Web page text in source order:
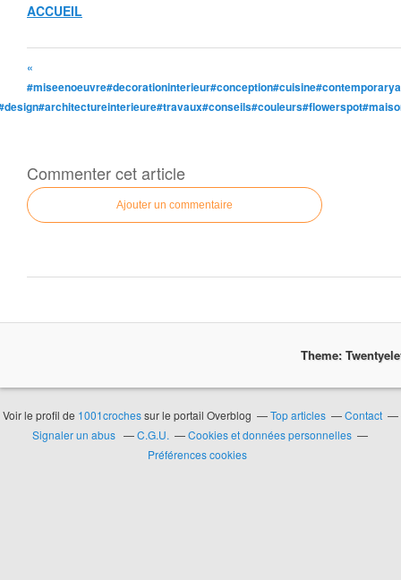
ACCUEIL
«
Commenter cet article
Ajouter un commentaire
Theme:
Voir le profil de 1001crochessur le portail Overblog Top articles
Contact
Signaler un abus
C.G.U.
Cookies et données personnelles
Préférences cookies